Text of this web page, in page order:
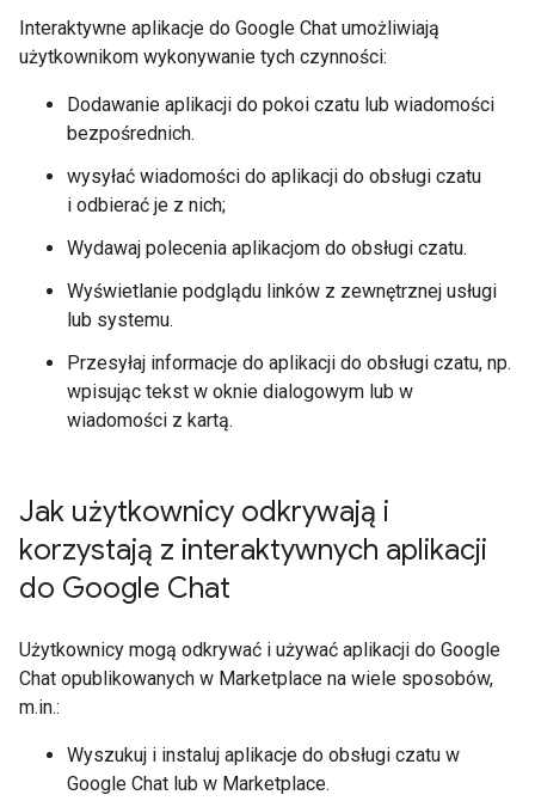
Interaktywne aplikacje do Google Chat umożliwiają
użytkownikom wykonywanie tych czynności:
Dodawanie aplikacji do pokoi czatu lub wiadomości
bezpośrednich.
wysyłać wiadomości do aplikacji do obsługi czatu
i odbierać je z nich;
Wydawaj polecenia aplikacjom do obsługi czatu.
Wyświetlanie podglądu linków z zewnętrznej usługi
lub systemu.
Przesyłaj informacje do aplikacji do obsługi czatu, np.
wpisując tekst w oknie dialogowym lub w
wiadomości z kartą.
Jak użytkownicy odkrywają i
korzystają z interaktywnych aplikacji
do Google Chat
Użytkownicy mogą odkrywać i używać aplikacji do Google
Chat opublikowanych w Marketplace na wiele sposobów,
m.in.:
Wyszukuj i instaluj aplikacje do obsługi czatu w
Google Chat lub w Marketplace.